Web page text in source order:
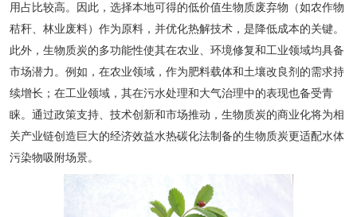
用占比较高。因此，选择本地可得的低价值生物质废弃物（如农作物
秸秆、林业废料）作为原料，并优化热解技术，是降低成本的关键。
此外，生物质炭的多功能性使其在农业、环境修复和工业领域均具备
市场潜力。例如，在农业领域，作为肥料载体和土壤改良剂的需求持
续增长；在工业领域，其在污水处理和大气治理中的表现也备受青
睐。通过政策支持、技术创新和市场推动，生物质炭的商业化将为相
关产业链创造巨大的经济效益水热碳化法制备的生物质炭更适配水体
污染物吸附场景。